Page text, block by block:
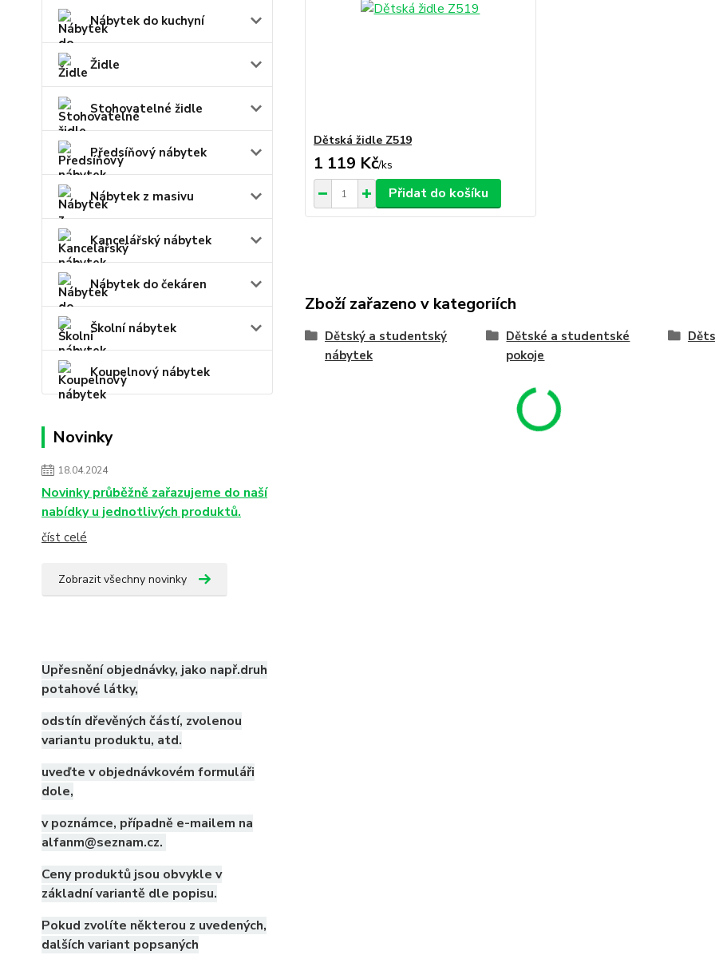
Nábytek do kuchyní
Židle
Stohovatelné židle
Předsíňový nábytek
Nábytek z masivu
Kancelářský nábytek
Nábytek do čekáren
Školní nábytek
Koupelnový nábytek
Novinky
18.04.2024
Novinky průběžně zařazujeme do naší
nabídky u jednotlivých produktů.
číst celé
Zobrazit všechny novinky
Upřesnění objednávky, jako např.druh
potahové látky,
odstín dřevěných částí, zvolenou
variantu produktu, atd.
uveďte v objednávkovém formuláři
dole,
v poznámce, případně e-mailem na
alfanm@seznam.cz.
Ceny produktů jsou obvykle v
základní variantě dle popisu.
Pokud zvolíte některou z uvedených,
dalších variant popsaných
Dětská židle Z519
1 119 Kč/ks
Přidat do košíku
Zboží zařazeno v kategoriích
Dětský a studentský
nábytek
Dětské a studentské
pokoje